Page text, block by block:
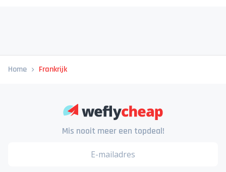
Home Frankrijk
Mis nooit meer een topdeal!